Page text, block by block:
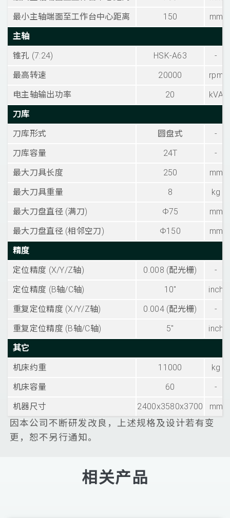
最小主轴端面至工作台中心距离
150
mm
主轴
锥孔 (7:24)
HSK-A63
-
最高转速
20000
rpm
电主轴输出功率
20
kVA
刀库
刀库形式
圆盘式
-
刀库容量
24T
-
最大刀具长度
250
mm
最大刀具重量
8
kg
最大刀盘直径 (满刀)
Φ75
mm
最大刀盘直径 (相邻空刀)
Φ150
mm
精度
定位精度 (X/Y/Z轴)
0.008 (配光栅)
-
定位精度 (B轴/C轴)
10"
inch
重复定位精度 (X/Y/Z轴)
0.004 (配光栅)
-
重复定位精度 (B轴/C轴)
5"
inch
其它
机床约重
11000
kg
机床容量
60
-
机器尺寸
2400x3580x3700 mm
因本公司不断研发改良，上述规格及设计若有变
更，恕不另行通知。
相关产品